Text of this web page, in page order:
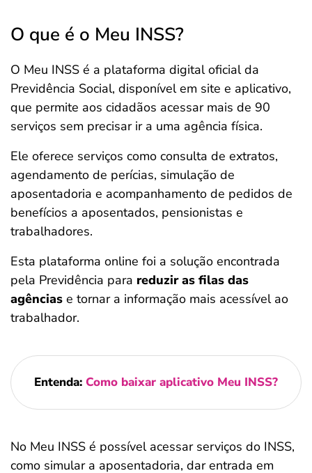
O que é o Meu INSS?
O Meu INSS é a plataforma digital oficial da
Previdência Social, disponível em site e aplicativo,
que permite aos cidadãos acessar mais de 90
serviços sem precisar ir a uma agência física.
Ele oferece serviços como consulta de extratos,
agendamento de perícias, simulação de
aposentadoria e acompanhamento de pedidos de
benefícios a aposentados, pensionistas e
trabalhadores.
Esta plataforma online foi a solução encontrada
pela Previdência para reduzir as filas das
agências e tornar a informação mais acessível ao
trabalhador.
Entenda: Como baixar aplicativo Meu INSS?
No Meu INSS é possível acessar serviços do INSS,
como simular a aposentadoria, dar entrada em